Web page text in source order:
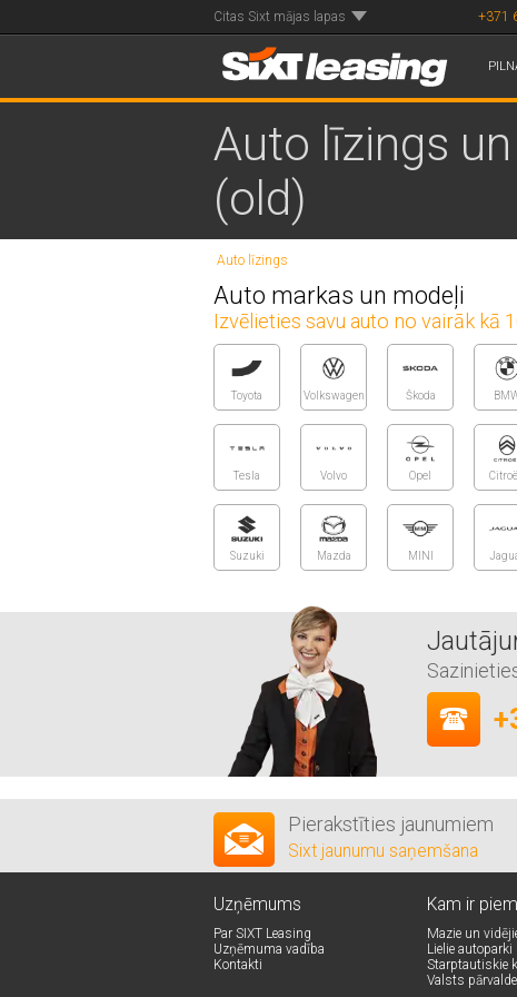
Citas Sixt mājas lapas +371
Auto līzings
(old)
Auto līzings
Auto markas un modeļi
Izvēlieties savu auto no vairāk kā
Toyota Volkswagen Škoda
Tesla Volvo Opel
Suzuki Mazda MINI
Pierakstīties jaunumiem
Sixt jaunumu saņemšana
Uzņēmums
Par SIXT Leasing
Uzņēmuma vadība
Kontakti
Kam ir
Mazie un
Lielie autoparki
Starptautiskie
Valsts pārvalde